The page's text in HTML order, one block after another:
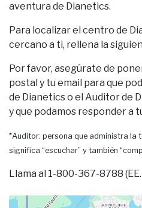
aventura de Dianetics.
Para localizar el centro de
cercano a ti, rellena la
Por favor, asegúrate de
postal y tu email para que
de Dianetics o el Auditor de
y que podamos responder a
*Auditor: persona que administra la
significa “escuchar” y también
Llama al 1-800-367-8788 (EE.